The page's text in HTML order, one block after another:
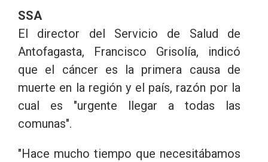
SSA
El director del Servicio de Salud de
Antofagasta, Francisco Grisolía, indicó
que el cáncer es la primera causa de
muerte en la región y el país, razón por la
cual es "urgente llegar a todas las
comunas".
"Hace mucho tiempo que necesitábamos